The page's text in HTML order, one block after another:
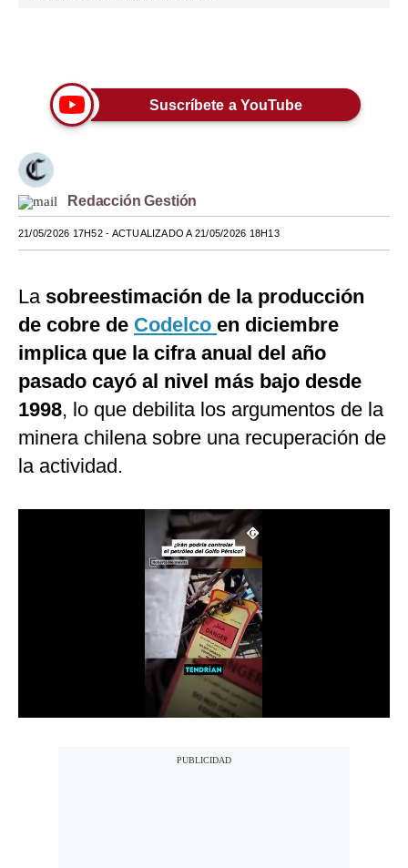
Estilos
Mundo
EEUU
Internacional
Tecnología
Mix
G de Gestión
Suscríbete a YouTube
Redacción Gestión
21/05/2026 17H52- ACTUALIZADO A 21/05/2026 18H13
La sobreestimación de la producción
de cobre de Codelco en diciembre
implica que la cifra anual del año
pasado cayó al nivel más bajo desde
1998, lo que debilita los argumentos de la
minera chilena sobre una recuperación de
la actividad.